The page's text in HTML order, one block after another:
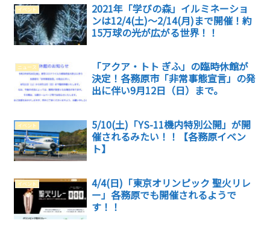
イベント
2021年「学びの森」イルミネーショ
ンは12/4(土)～2/14(月)まで開催！約
15万球の光が広がる世界！！
ニュース
「アクア・トト ぎふ」の臨時休館が
決定！各務原市「非常事態宣言」の発
出に伴い9月12日（日）まで。
イベント
5/10(土)「YS-11機内特別公開」が開
催されるみたい！！【各務原イベン
ト】
イベント
4/4(日)「東京オリンピック 聖火リレ
ー」各務原でも開催されるようで
す！！